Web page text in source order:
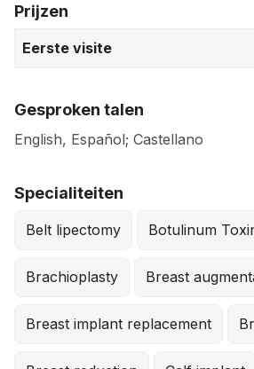
Prijzen
Eerste visite
Gesproken talen
English, Español; Castellano
Specialiteiten
Belt lipectomy Botulinum
Brachioplasty Breast
Breast implant replacement